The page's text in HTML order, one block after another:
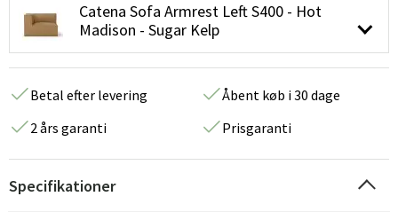
Catena Sofa Armrest Left S400 - Hot
Madison - Sugar Kelp
Betal efter levering
Åbent køb i 30 dage
2 års garanti
Prisgaranti
Specifikationer